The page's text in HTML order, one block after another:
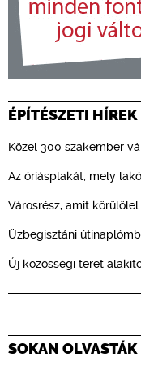
ÉPÍTÉSZETI HÍREK
Közel 300 szakember
Az óriásplakát, mely
Városrész, amit
Üzbegisztáni
Új közösségi teret
SOKAN OLVASTÁK